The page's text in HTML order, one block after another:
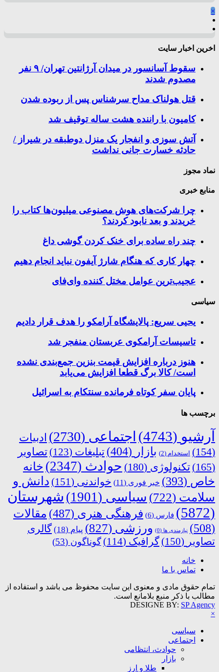
×
اخرین اخبار سایت
سقوط آسانسور در میدان آرژانتین تهران/ ۹ نفر
مصدوم شدند
قتل هولناک مداح سرشناس پس از ربوده شدن
کامیون با راننده هشت ساله توقیف شد
آتش سوزی و انفجار یک منزل دوطبقه در شیراز /
حادثه خسارت جانی نداشت
نماد مجوز
منابع خبری
چرا شرکت‌های هوش مصنوعی میلیون‌ها کتاب را
خریدند و بعد نابود کردند؟
چند راه‌ ساده برای خنک کردن گوشی داغ
چهار کاری که هنگام شارژ آیفون نباید انجام دهیم
عجیب‌ترین عوامل مختل کننده وای‌فای
سیاسی
یحیی سریع: پالایشگاه آرامکو را هدف قرار دادیم
تاسیسات آرامکوی عربستان منفجر شد
هنوز درباره افزایش قیمت بنزین جمع‌بندی نشده
است/ کالا برگ قطعا افزایش می‌یابد
پایان سفر کوتاه فرمانده سنتکام به اسرائیل
برچسب ها
آرشیو (4743) اجتماعی (2730)
ادبیات
(154)
استخدام (2) بازار (404) تبلیغات (123)
تصاویر
(165)
تکنولوژی (180) حوادث (2347)
خانه
خاص (393) خبر فوری (11) خواندنی (151)
دانش و
سلامت (722) سیاسی (1901)
شهرستان
(5872)
فارس (6) فرهنگی هنری (487)
مقالات
(508)
نیازمندی ها (0) ورزشی (827) پیام (18)
گالری
تصاویر (150) گرافیک (114) گوناگون (53)
خانه
تماس با ما
تمام حقوق مادی و معنوی این سایت محفوظ می باشد و استفاده از
مطالب با ذکر منبع بلامانع است.
DESIGNE BY: SP Agency
×
سیاسی
اجتماعی
حوادث، انتظامی
بازار
طلا و ارز